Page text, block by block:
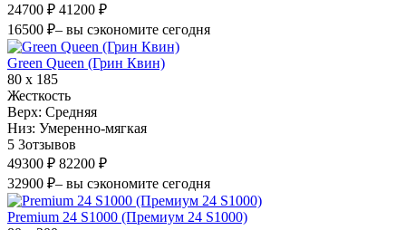
24700 ₽ 41200 ₽
16500 ₽– вы сэкономите сегодня
Green Queen (Грин Квин)
80 х 185
Жесткость
Верх: Средняя
Низ: Умеренно-мягкая
5 3отзывов
49300 ₽ 82200 ₽
32900 ₽– вы сэкономите сегодня
Premium 24 S1000 (Премиум 24 S1000)